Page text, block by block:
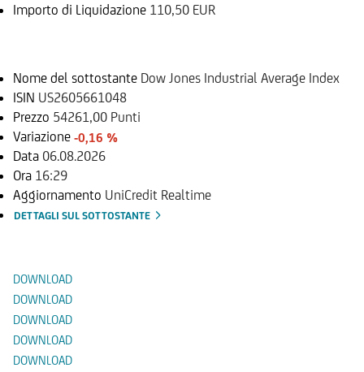
Importo di Liquidazione 110,50 EUR
Nome del sottostante Dow Jones Industrial Average Index
ISIN US2605661048
Prezzo 54261,00 Punti
Variazione -0,16 %
Data 06.08.2026
Ora 16:29
Aggiornamento UniCredit Realtime
DETTAGLI SUL SOTTOSTANTE
DOWNLOAD
DOWNLOAD
DOWNLOAD
DOWNLOAD
DOWNLOAD